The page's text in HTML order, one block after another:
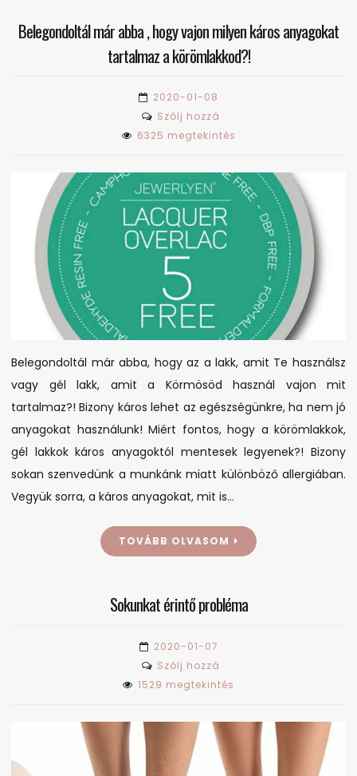
Belegondoltál már abba , hogy vajon milyen káros anyagokat
tartalmaz a körömlakkod?!
2020-01-08
Szólj hozzá
Belegondoltál
abba
hogy
vajon
milyen
anyagokat
tartalmaz
6325 megtekintés
Belegondoltál már abba, hogy az a lakk, amit Te használsz
vagy gél lakk, amit a Körmösöd használ vajon mit
tartalmaz?! Bizony káros lehet az egészségünkre, ha nem jó
anyagokat használunk! Miért fontos, hogy a körömlakkok,
gél lakkok káros anyagoktól mentesek legyenek?! Bizony
sokan szenvedünk a munkánk miatt különböző allergiában.
Vegyük sorra, a káros anyagokat, mit is…
TOVÁBB OLVASOM
Sokunkat érintő probléma
2020-01-07
Szólj hozzá
Sokunkat
probléma
1529 megtekintés